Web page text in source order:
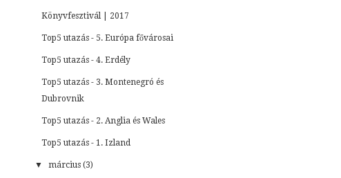
Könyvfesztivál | 2017
Top5 utazás - 5. Európa fővárosai
Top5 utazás - 4. Erdély
Top5 utazás - 3. Montenegró és
Dubrovnik
Top5 utazás - 2. Anglia és Wales
Top5 utazás - 1. Izland
▼ március (3)